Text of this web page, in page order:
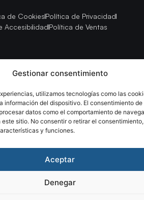
Gestionar consentimiento
utilizamos tecnologías como las
información del dispositivo. El consentimiento de
datos como el comportamiento de
sitio. No consentir o retirar el
y funciones.
Aceptar
Denegar
de CookiesPolítica de Privacidad
AccesibilidadPolítica de Ventas